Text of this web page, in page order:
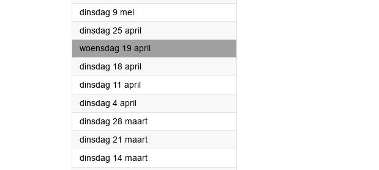
dinsdag 9 mei2023
dinsdag 25 april2023
woensdag 19 april
dinsdag 18 april2023
dinsdag 11 april2023
dinsdag 4 april2023
dinsdag 28 maart2023
dinsdag 21 maart2023
dinsdag 14 maart2023